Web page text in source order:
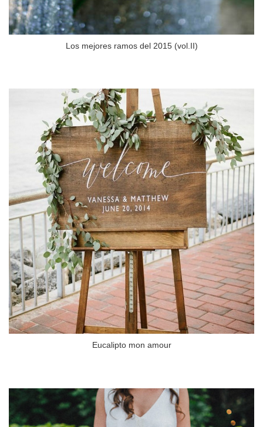
Los mejores ramos del 2015 (vol.II)
Eucalipto mon amour